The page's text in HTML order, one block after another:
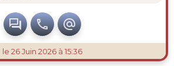
  
le 26 Juin 2026 à 15:36